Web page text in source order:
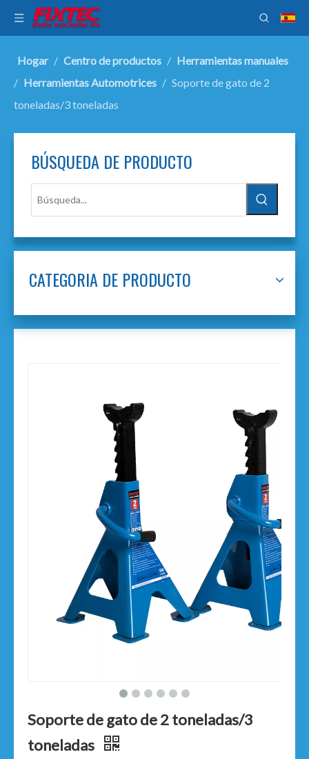
Hogar / Centro de productos / Herramientas manuales
/ Herramientas Automotrices / Soporte de gato de 2
toneladas/3 toneladas
BÚSQUEDA DE PRODUCTO
CATEGORIA DE PRODUCTO
Soporte de gato de 2 toneladas/3
toneladas